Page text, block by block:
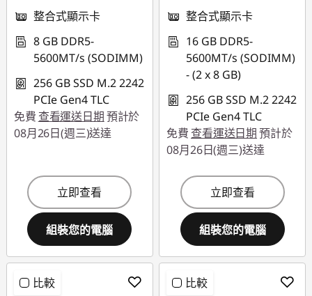
整合式顯示卡
8 GB DDR5-
5600MT/s (SODIMM)
256 GB SSD M.2 2242
PCIe Gen4 TLC
免費 查看運送日期預計於
08月26日(週三)送達
立即查看
組裝您的電腦
整合式顯示卡
16 GB DDR5-
5600MT/s (SODIMM)
- (2 x 8 GB)
256 GB SSD M.2 2242
PCIe Gen4 TLC
免費 查看運送日期預計於
08月26日(週三)送達
立即查看
組裝您的電腦
比較 比較